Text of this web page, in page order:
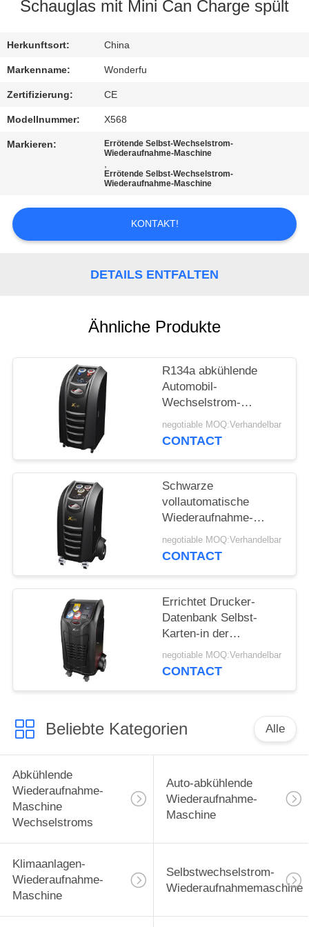
SIE
MIT
UNS
IN
VERBINDUNG
SIE
EIN
POLICY
Schauglas mit Mini Can Charge spült
Herkunftsort: China
Markenname: Wonderfu
Zertifizierung: CE
Modellnummer: X568
Markieren:
Errötende Selbst-Wechselstrom-
Wiederaufnahme-Maschine
,
Errötende Selbst-Wechselstrom-
Wiederaufnahme-Maschine
KONTAKT!
DETAILS ENTFALTEN
Ähnliche Produkte
R134a abkühlende
Automobil-
Wechselstrom-
Wiederaufnahme-
Maschinen-manuelle
grundlegendes Modell
negotiable MOQ:Verhandelbar
CONTACT
Schwarze
vollautomatische
Wiederaufnahme-
Maschinen-
Farbbildschirm-Öl-
abkühlende
negotiable MOQ:Verhandelbar
CONTACT
Errichtet Drucker-
Datenbank Selbst-
Karten-in der
automatischen Öl-
Einspritzungs-
Maschinen-Sd
negotiable MOQ:Verhandelbar
CONTACT
Beliebte Kategorien Alle
Abkühlende
Wiederaufnahme-
Maschine
Wechselstroms
Auto-abkühlende
Wiederaufnahme-
Maschine
Klimaanlagen-
Wiederaufnahme-
Maschine
Selbstwechselstrom-
Wiederaufnahmemaschine